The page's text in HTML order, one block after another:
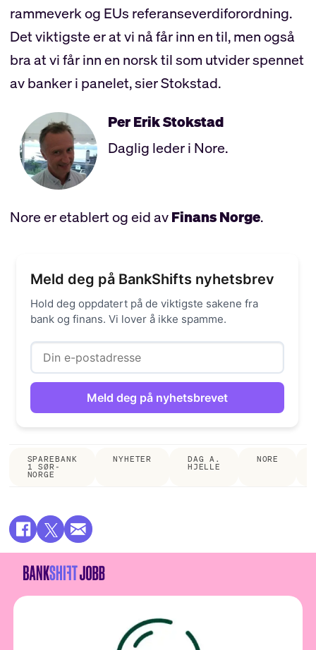
rammeverk og EUs referanseverdiforordning.
Det viktigste er at vi nå får inn en til, men også
bra at vi får inn en norsk til som utvider spennet
av banker i panelet, sier Stokstad.
Per ErikStokstad
Daglig leder i Nore.
Nore er etablert og eid avFinans Norge.
Meld deg på BankShifts nyhetsbrev
Hold deg oppdatert på de viktigste sakene fra
bank og finans. Vi lover å ikke spamme.
SPAREBANK
1 SØR-
NORGE
NYHETER DAG A.
HJELLE
NORE